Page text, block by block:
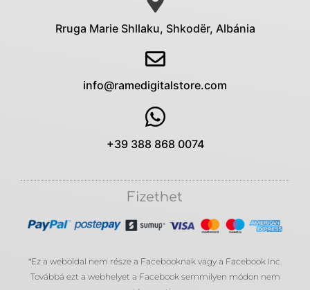
Rruga Marie Shllaku, Shkodër, Albánia
info@ramedigitalstore.com
+39 388 868 0074
Fizethet
*Ez a weboldal nem része a Facebooknak vagy a Facebook Inc.
Továbbá ezt a webhelyet a Facebook semmilyen módon nem